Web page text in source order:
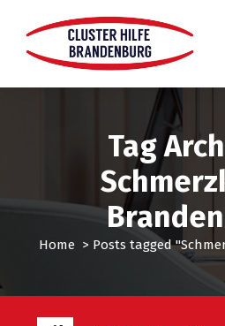
Tag
Home > Posts tagged